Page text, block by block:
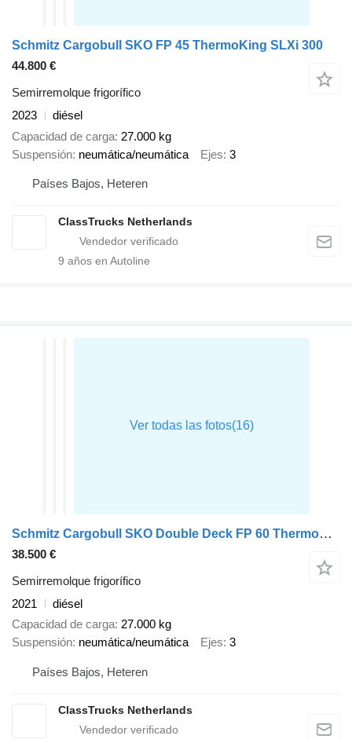
Schmitz Cargobull SKO FP 45 ThermoKing SLXi 300
44.800 €
Semirremolque frigorífico
2023
diésel
Capacidad de carga 27.000 kg
Suspensión neumática/neumática Ejes 3
Países Bajos, Heteren
ClassTrucks Netherlands
9 años en Autoline
Schmitz Cargobull SKO Double Deck FP 60 ThermoKing SLXi 300 Lifting Axle
38.500 €
Semirremolque frigorífico
2021
diésel
Capacidad de carga 27.000 kg
Suspensión neumática/neumática Ejes 3
Países Bajos, Heteren
ClassTrucks Netherlands